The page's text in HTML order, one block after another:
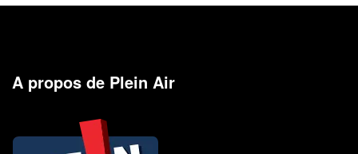
A propos de Plein Air